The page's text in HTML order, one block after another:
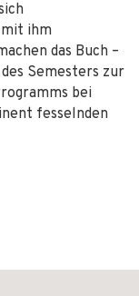
ihm
das Buch –
Semesters zur
bei
fesselnden